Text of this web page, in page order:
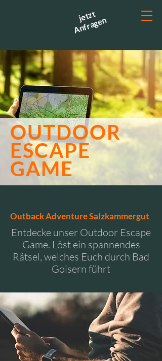
jetzt
Anfragen
OUTDOOR
ESCAPE
GAME
Outback Adventure Salzkammergut
Entdecke unser Outdoor Escape
Game. Löst ein spannendes
Rätsel, welches Euch durch Bad
Goisern führt